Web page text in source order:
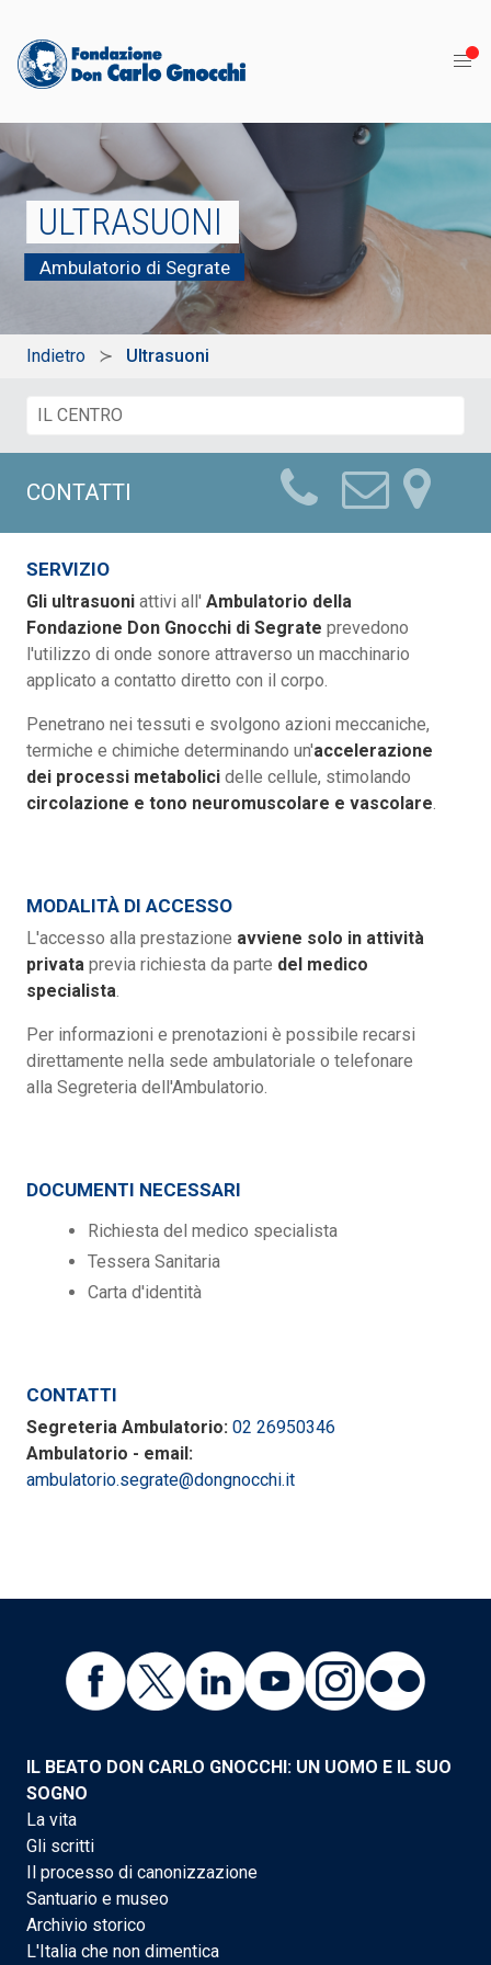
ULTRASUONI
Ambulatorio di Segrate
Indietro Ultrasuoni
CONTATTI
SERVIZIO
Gli ultrasuoni attivi all' Ambulatorio della
Fondazione Don Gnocchi di Segrate prevedono
l'utilizzo di onde sonore attraverso un macchinario
applicato a contatto diretto con il corpo.
Penetrano nei tessuti e svolgono azioni meccaniche,
termiche e chimiche determinando un'accelerazione
dei processi metabolici delle cellule, stimolando
circolazione e tono neuromuscolare e vascolare
MODALITÀ DI ACCESSO
L'accesso alla prestazione avviene solo in attività
privata previa richiesta da parte del medico
specialista
Per informazioni e prenotazioni è possibile recarsi
direttamente nella sede ambulatoriale o telefonare
alla Segreteria dell'Ambulatorio.
DOCUMENTI NECESSARI
Richiesta del medico specialista
Tessera Sanitaria
Carta d'identità
CONTATTI
Segreteria Ambulatorio: 02 26950346
Ambulatorio - email:
ambulatorio.segrate@dongnocchi.it
IL BEATO DON CARLO GNOCCHI: UN UOMO E IL SUO
SOGNO
La vita
Gli scritti
Il processo di canonizzazione
Santuario e museo
Archivio storico
L'Italia che non dimentica